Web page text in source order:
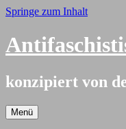
Springe zum Inhalt
konzipiert von
Menü